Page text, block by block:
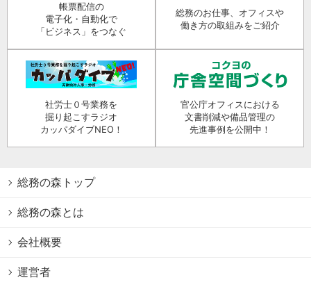
帳票配信の
電子化・自動化で
「ビジネス」をつなぐ
総務のお仕事、オフィスや
働き方の取組みをご紹介
社労士０号業務を
掘り起こすラジオ
カッパダイブNEO！
官公庁オフィスにおける
文書削減や備品管理の
先進事例を公開中！
総務の森トップ
総務の森とは
会社概要
運営者